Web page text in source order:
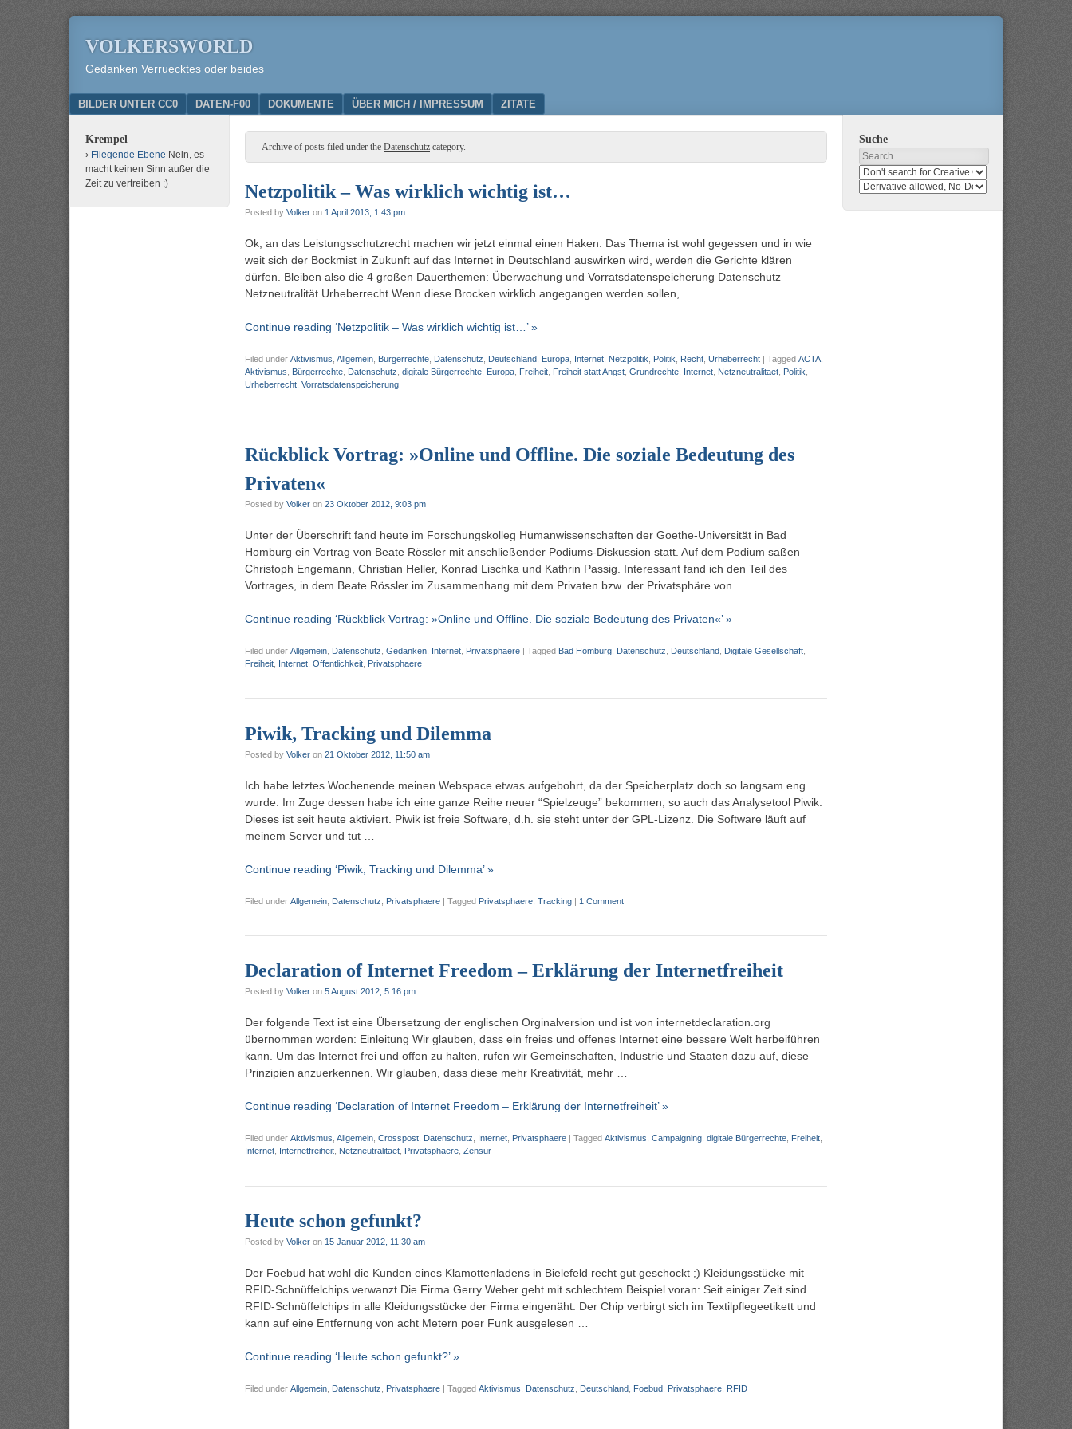
VOLKERSWORLD
Gedanken Verruecktes oder beides
Menu
SKIP TO CONTENT
BILDER UNTER CC0 DATEN-F00 DOKUMENTE ÜBER MICH / IMPRESSUM ZITATE
Archive of posts filed under the Datenschutz category.
Netzpolitik – Was wirklich wichtig ist…
Posted by Volker on 1 April 2013, 1:43 pm
Ok, an das Leistungsschutzrecht machen wir jetzt einmal einen Haken. Das Thema ist wohl gegessen und in wie
weit sich der Bockmist in Zukunft auf das Internet in Deutschland auswirken wird, werden die Gerichte klären
dürfen. Bleiben also die 4 großen Dauerthemen: Überwachung und Vorratsdatenspeicherung Datenschutz
Netzneutralität Urheberrecht Wenn diese Brocken wirklich angegangen werden sollen, …
Continue reading ‘Netzpolitik – Was wirklich wichtig ist…’ »
Filed under Aktivismus Allgemein Bürgerrechte Datenschutz Deutschland Europa Internet Netzpolitik Politik Recht Urheberrecht | Tagged ACTA
Aktivismus
Bürgerrechte Datenschutz digitale Bürgerrechte Europa Freiheit Freiheit statt Angst Grundrechte Internet Netzneutralitaet Politik
Urheberrecht Vorratsdatenspeicherung
Rückblick Vortrag: »Online und Offline. Die soziale Bedeutung des
Privaten«
Posted by Volker on 23 Oktober 2012, 9:03 pm
Unter der Überschrift fand heute im Forschungskolleg Humanwissenschaften der Goethe-Universität in Bad
Homburg ein Vortrag von Beate Rössler mit anschließender Podiums-Diskussion statt. Auf dem Podium saßen
Christoph Engemann, Christian Heller, Konrad Lischka und Kathrin Passig. Interessant fand ich den Teil des
Vortrages, in dem Beate Rössler im Zusammenhang mit dem Privaten bzw. der Privatsphäre von …
Continue reading ‘Rückblick Vortrag: »Online und Offline. Die soziale Bedeutung des Privaten«’ »
Filed under Allgemein Datenschutz Gedanken Internet Privatsphaere | Tagged Bad Homburg Datenschutz Deutschland Digitale Gesellschaft
Freiheit Internet Öffentlichkeit Privatsphaere
Piwik, Tracking und Dilemma
Posted by Volker on 21 Oktober 2012, 11:50 am
Ich habe letztes Wochenende meinen Webspace etwas aufgebohrt, da der Speicherplatz doch so langsam eng
wurde. Im Zuge dessen habe ich eine ganze Reihe neuer “Spielzeuge” bekommen, so auch das Analysetool Piwik.
Dieses ist seit heute aktiviert. Piwik ist freie Software, d.h. sie steht unter der GPL-Lizenz. Die Software läuft auf
meinem Server und tut …
Continue reading ‘Piwik, Tracking und Dilemma’ »
Filed under Allgemein Datenschutz Privatsphaere | Tagged Privatsphaere Tracking | 1 Comment
Declaration of Internet Freedom – Erklärung der Internetfreiheit
Posted by Volker on 5 August 2012, 5:16 pm
Der folgende Text ist eine Übersetzung der englischen Orginalversion und ist von internetdeclaration.org
übernommen worden: Einleitung Wir glauben, dass ein freies und offenes Internet eine bessere Welt herbeiführen
kann. Um das Internet frei und offen zu halten, rufen wir Gemeinschaften, Industrie und Staaten dazu auf, diese
Prinzipien anzuerkennen. Wir glauben, dass diese mehr Kreativität, mehr …
Continue reading ‘Declaration of Internet Freedom – Erklärung der Internetfreiheit’ »
Filed under Aktivismus Allgemein Crosspost Datenschutz Internet Privatsphaere Tagged Aktivismus Campaigning digitale Bürgerrechte Freiheit
Internet
Internetfreiheit Netzneutralitaet Privatsphaere Zensur
Heute schon gefunkt?
Posted by Volker on 15 Januar 2012, 11:30 am
Der Foebud hat wohl die Kunden eines Klamottenladens in Bielefeld recht gut geschockt ;) Kleidungsstücke mit
RFID-Schnüffelchips verwanzt Die Firma Gerry Weber geht mit schlechtem Beispiel voran: Seit einiger Zeit sind
RFID-Schnüffelchips in alle Kleidungsstücke der Firma eingenäht. Der Chip verbirgt sich im Textilpflegeetikett und
kann auf eine Entfernung von acht Metern poer Funk ausgelesen …
Continue reading ‘Heute schon gefunkt?’ »
Filed under Allgemein Datenschutz Privatsphaere | Tagged Aktivismus Datenschutz Deutschland Foebud Privatsphaere RFID
Krempel
Fliegende Ebene Nein, es
macht keinen Sinn außer die
Zeit zu vertreiben ;)
Suche
Search
Search
media
search